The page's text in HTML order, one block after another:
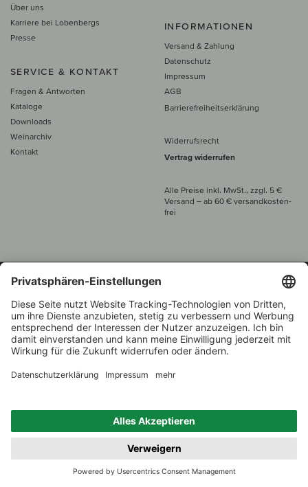
Über uns
Karriere bei Lobenbergs
Presse
SERVICE & KONTAKT
Fragen & Antworten
Kataloge
Downloads
Weinarchiv
Kontakt
INFORMATIONEN
Versand & Zahlung
Datenschutz
Impressum
AGB
Barrierefreiheitserklärung
Widerrufsrecht
Vertrag widerrufen
Alle Preise inkl. MwSt., zzgl. 5 €
Versand – ab 60 € versand­kosten­
frei
Beratung unter
+49 421 696 797-0
1.000 Winzer –
Über 7.000 Weine
Weinhändler
des Jahres 2022